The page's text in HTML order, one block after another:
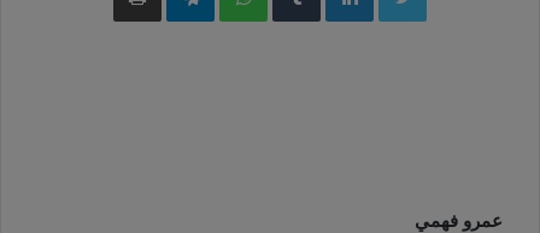
عمرو فهمي